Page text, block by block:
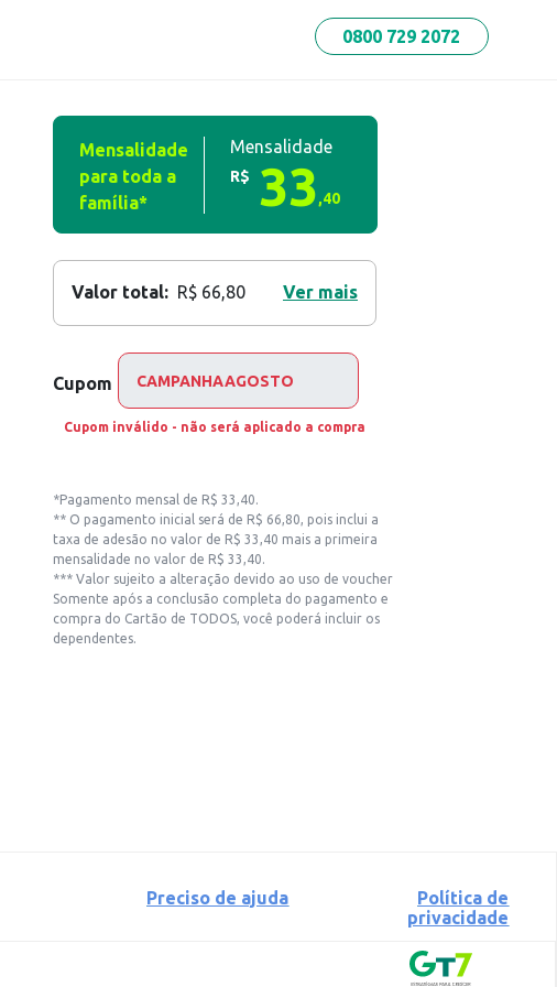
0800 729 2072
Mensalidade
para toda a
família*
Mensalidade
R$ 33,40
Valor total: R$ 66,80 Ver mais
Cupom
Cupom inválido - não será aplicado a compra
*Pagamento mensal de R$ 33,40.
** O pagamento inicial será de R$ 66,80, pois inclui a
taxa de adesão no valor de R$ 33,40 mais a primeira
mensalidade no valor de R$ 33,40.
*** Valor sujeito a alteração devido ao uso de voucher
Somente após a conclusão completa do pagamento e
compra do Cartão de TODOS, você poderá incluir os
dependentes.
Preciso de ajuda
Política de
privacidade